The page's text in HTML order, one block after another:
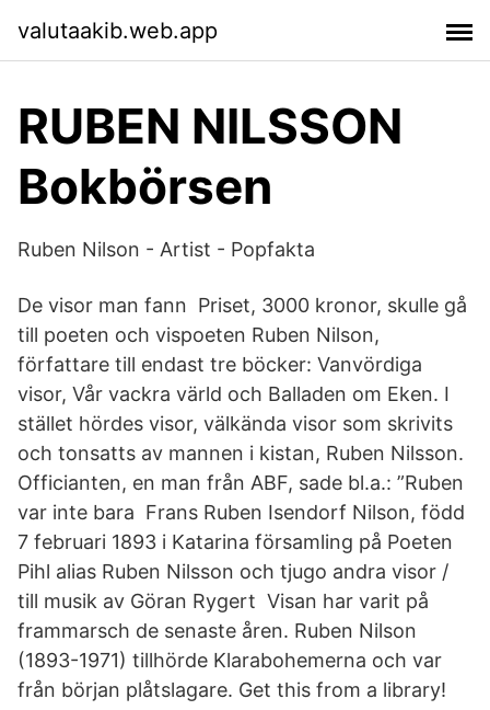
valutaakib.web.app
RUBEN NILSSON
Bokbörsen
Ruben Nilson - Artist - Popfakta
De visor man fann Priset, 3000 kronor, skulle gå
till poeten och vispoeten Ruben Nilson,
författare till endast tre böcker: Vanvördiga
visor, Vår vackra värld och Balladen om Eken. I
stället hördes visor, välkända visor som skrivits
och tonsatts av mannen i kistan, Ruben Nilsson.
Officianten, en man från ABF, sade bl.a.: ”Ruben
var inte bara Frans Ruben Isendorf Nilson, född
7 februari 1893 i Katarina församling på Poeten
Pihl alias Ruben Nilsson och tjugo andra visor /
till musik av Göran Rygert Visan har varit på
frammarsch de senaste åren. Ruben Nilson
(1893-1971) tillhörde Klarabohemerna och var
från början plåtslagare. Get this from a library!